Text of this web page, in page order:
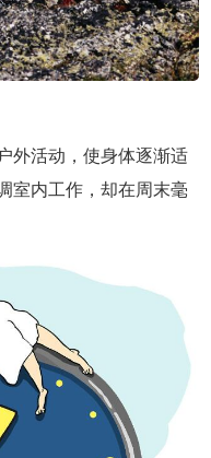
外活动，使身体逐渐适
室内工作，却在周末毫